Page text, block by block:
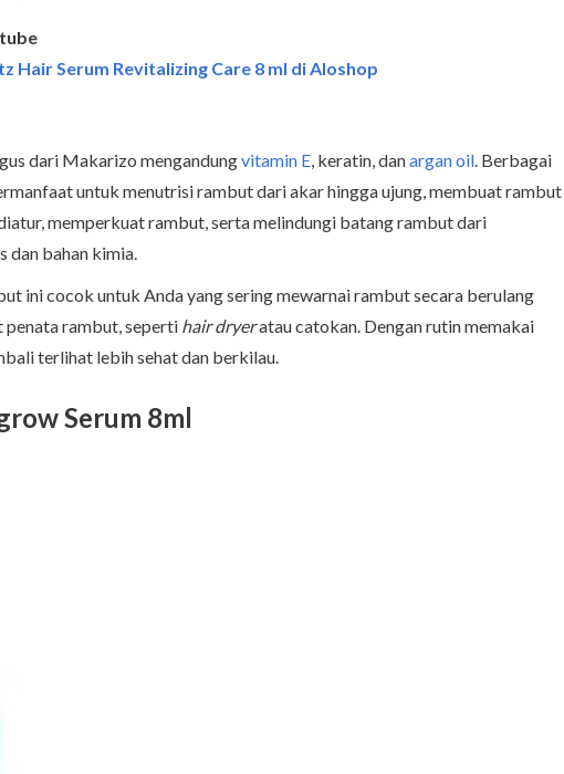
Hair Serum Revitalizing Care 8 ml di Aloshop
dari Makarizo mengandungvitamin E, keratin, danargan oil. Berbagai
untuk menutrisi rambut dari akar hingga ujung, membuat rambut
memperkuat rambut, serta melindungi batang rambut dari
dan bahan kimia.
ini cocok untuk Anda yang sering mewarnai rambut secara berulang
penata rambut, seperti hair dryeratau catokan. Dengan rutin memakai
terlihat lebih sehat dan berkilau.
Serum 8ml